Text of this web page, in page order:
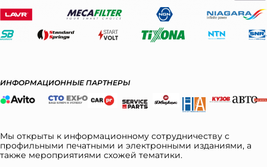
ИНФОРМАЦИОННЫЕ ПАРТНЕРЫ
Мы открыты к информационному сотрудничеству с
профильными печатными и электронными изданиями, а
также мероприятиями схожей тематики.